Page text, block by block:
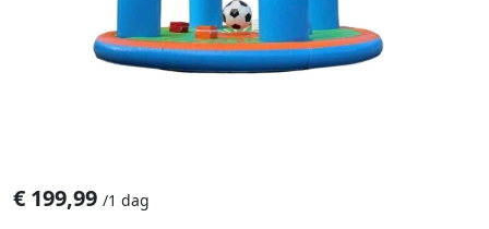
€ 199,99 /1 dag